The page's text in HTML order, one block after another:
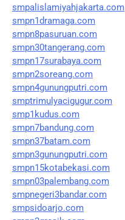
smpalislamiyahjakarta.com
smpn1dramaga.com
smpn8pasuruan.com
smpn30tangerang.com
smpn17surabaya.com
smpn2soreang.com
smpn4gunungputri.com
smptrimulyacigugur.com
smp1kudus.com
smpn7bandung.com
smpn37batam.com
smpn3gunungputri.com
smpn15kotabekasi.com
smpn03palembang.com
smpnegeri3bandar.com
smpsidoarjo.com